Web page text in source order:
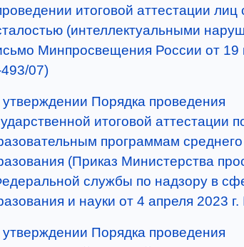
итоговой аттестации лиц
(интеллектуальными
Минпросвещения России от 19
07)
Порядка проведения
итоговой аттестации
программам
(Приказ Министерства
службы по надзору в
и науки от 4 апреля 2023
Порядка проведения